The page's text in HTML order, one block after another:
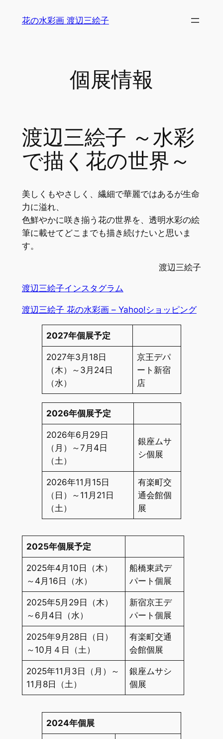
花の水彩画 渡辺三絵子
個展情報
渡辺三絵子 ～水彩
で描く花の世界～
美しくもやさしく、繊細で華麗ではあるが生命
力に溢れ、
色鮮やかに咲き揃う花の世界を、透明水彩の絵
筆に載せてどこまでも描き続けたいと思いま
す。
渡辺三絵子
渡辺三絵子インスタグラム
渡辺三絵子 花の水彩画 – Yahoo!ショッピング
2027年個展予定
2027年3月18日
（木）～3月24日
（水）
京王デパ
ート新宿
店
2026年個展予定
2026年6月29日
（月）～7月4日
（土）
銀座ムサ
シ個展
2026年11月15日
（日）～11月21日
（土）
有楽町交
通会館個
展
2025年個展予定
2025年4月10日（木）
～4月16日（水）
船橋東武デ
パート個展
2025年5月29日（木）
～6月4日（水）
新宿京王デ
パート個展
2025年9月28日（日）
～10月４日（土）
有楽町交通
会館個展
2025年11月3日（月）～
11月8日（土）
銀座ムサシ
個展
2024年個展